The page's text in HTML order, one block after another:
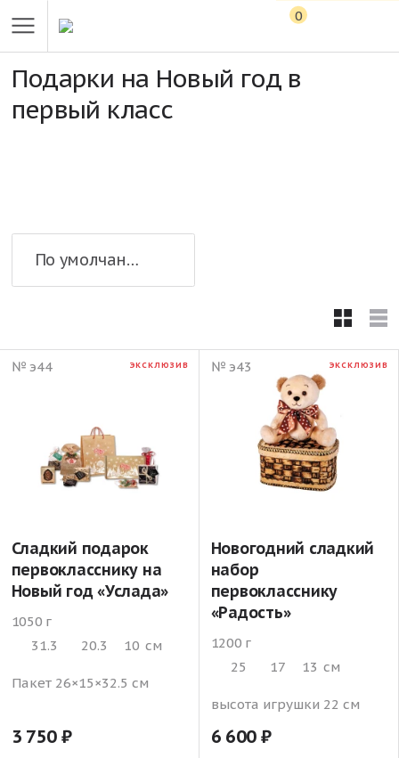
0
Подарки на Новый год в
первый класс
По умолчанию
№ э44 ЭКСКЛЮЗИВ
Сладкий подарок
первокласснику на
Новый год «Услада»
1050 г
31.3
20.3 10 см
Пакет 26×15×32.5 см
3 750
№ э43 ЭКСКЛЮЗИВ
Новогодний сладкий
набор
первокласснику
«Радость»
1200 г
25
17 13 см
высота игрушки 22 см
6 600